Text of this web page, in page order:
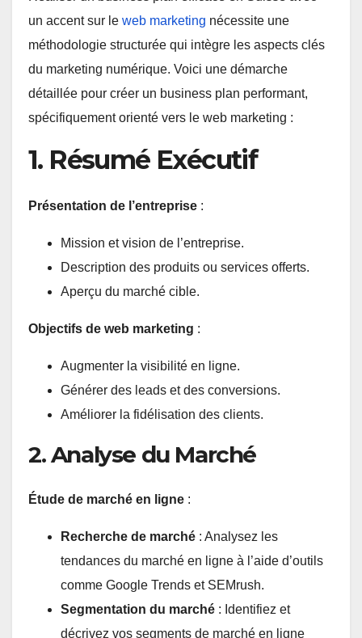
un accent sur le web marketing nécessite une
méthodologie structurée qui intègre les aspects clés
du marketing numérique. Voici une démarche
détaillée pour créer un business plan performant,
spécifiquement orienté vers le web marketing :
1. Résumé Exécutif
Présentation de l’entreprise :
Mission et vision de l’entreprise.
Description des produits ou services offerts.
Aperçu du marché cible.
Objectifs de web marketing :
Augmenter la visibilité en ligne.
Générer des leads et des conversions.
Améliorer la fidélisation des clients.
2. Analyse du Marché
Étude de marché en ligne :
Recherche de marché : Analysez les
tendances du marché en ligne à l’aide d’outils
comme Google Trends et SEMrush.
Segmentation du marché : Identifiez et
décrivez vos segments de marché en ligne